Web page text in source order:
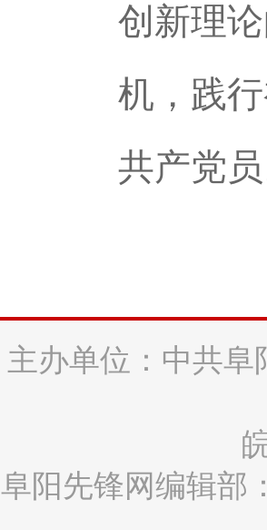
创新理
机，践
共产党员
主办单位：中共
阜阳先锋网编辑部